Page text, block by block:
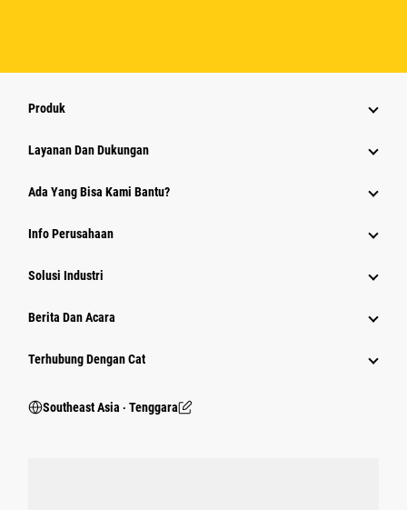
Produk
Layanan Dan Dukungan
Ada Yang Bisa Kami Bantu?
Info Perusahaan
Solusi Industri
Berita Dan Acara
Terhubung Dengan Cat
Southeast Asia ‧ Tenggara